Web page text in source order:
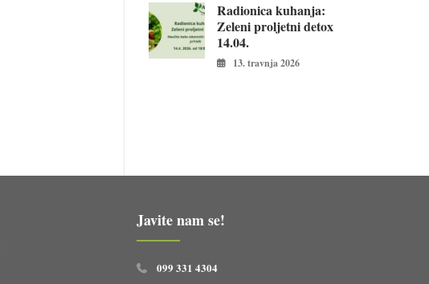
Radionica kuhanja:
Zeleni proljetni detox
14.04.
13. travnja 2026
Javite nam se!
099 331 4304